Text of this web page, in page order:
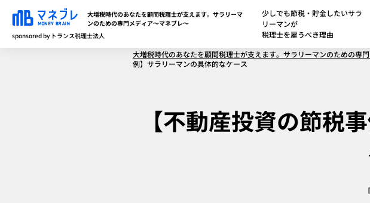
大増税時代のあなたを顧問税理士が支えます。サラリーマ
ンのための専門メディア～マネブレ～
sponsored by トランス税理士法人
少しでも節税・貯金したいサラ
リーマンが
税理士を雇うべき理由
大増税時代のあなたを顧問税理士が支えます。サラリーマンのための専
例】サラリーマンの具体的なケース
【不動産投資の節税